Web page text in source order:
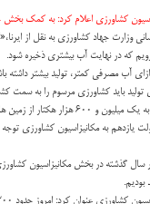
به کمک بخش خصوصی و دانشگاهیان یک برنامه ۱۲ ساله برای توسعه
وزارت جهاد کشاورزی به نقل از
که در نهایت آب بیشتری ذخیره شود.
از این رو، در افق برنامه ۱۲ ساله به ازای یک مترمکعب آب، به طور متوسط یک کیلو و ۷۰۰ گرم محصول
تولید باید کشاورزی مرسوم را به سمت
باعث می شود بیش از ۷۰ لیتر گازوییل در هر هکتار صرفه جویی شود».
یازدهم به مکانیزاسیون کشاورزی
بودیم.